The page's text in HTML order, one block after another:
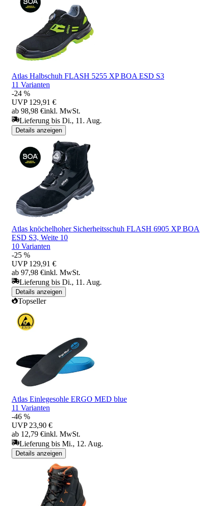
Atlas Halbschuh FLASH 5255 XP BOA ESD S3
11 Varianten
-24 %
UVP 129,91 €
ab 98,98 €inkl. MwSt.
Lieferung bis Di., 11. Aug.
Details anzeigen
Atlas knöchelhoher Sicherheitsschuh FLASH 6905 XP BOA
ESD S3, Weite 10
10 Varianten
-25 %
UVP 129,91 €
ab 97,98 €inkl. MwSt.
Lieferung bis Di., 11. Aug.
Details anzeigen
Topseller
Atlas Einlegesohle ERGO MED blue
11 Varianten
-46 %
UVP 23,90 €
ab 12,79 €inkl. MwSt.
Lieferung bis Mi., 12. Aug.
Details anzeigen